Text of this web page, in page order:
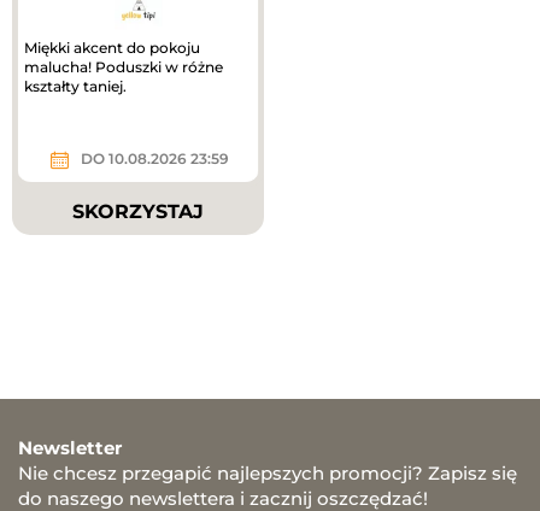
Miękki akcent do pokoju
malucha! Poduszki w różne
kształty taniej.
DO 10.08.2026 23:59
SKORZYSTAJ
Newsletter
Nie chcesz przegapić najlepszych promocji? Zapisz się
do naszego newslettera i zacznij oszczędzać!